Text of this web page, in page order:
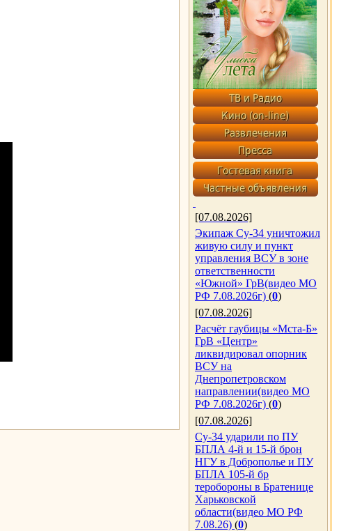
[07.08.2026]
Экипаж Су-34 уничтожил
живую силу и пункт
управления ВСУ в зоне
ответственности
«Южной» ГрВ(видео МО
РФ 7.08.2026г) (0)
[07.08.2026]
Расчёт гаубицы «Мста-Б»
ГрВ «Центр»
ликвидировал опорник
ВСУ на
Днепропетровском
направлении(видео МО
РФ 7.08.2026г) (0)
[07.08.2026]
Су-34 ударили по ПУ
БПЛА 4-й и 15-й брон
НГУ в Доброполье и ПУ
БПЛА 105-й бр
теробороны в Братенице
Харьковской
области(видео МО РФ
7.08.26) (0)